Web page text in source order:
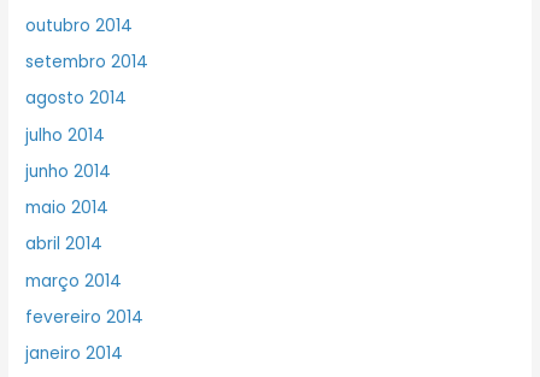
outubro 2014
setembro 2014
agosto 2014
julho 2014
junho 2014
maio 2014
abril 2014
março 2014
fevereiro 2014
janeiro 2014